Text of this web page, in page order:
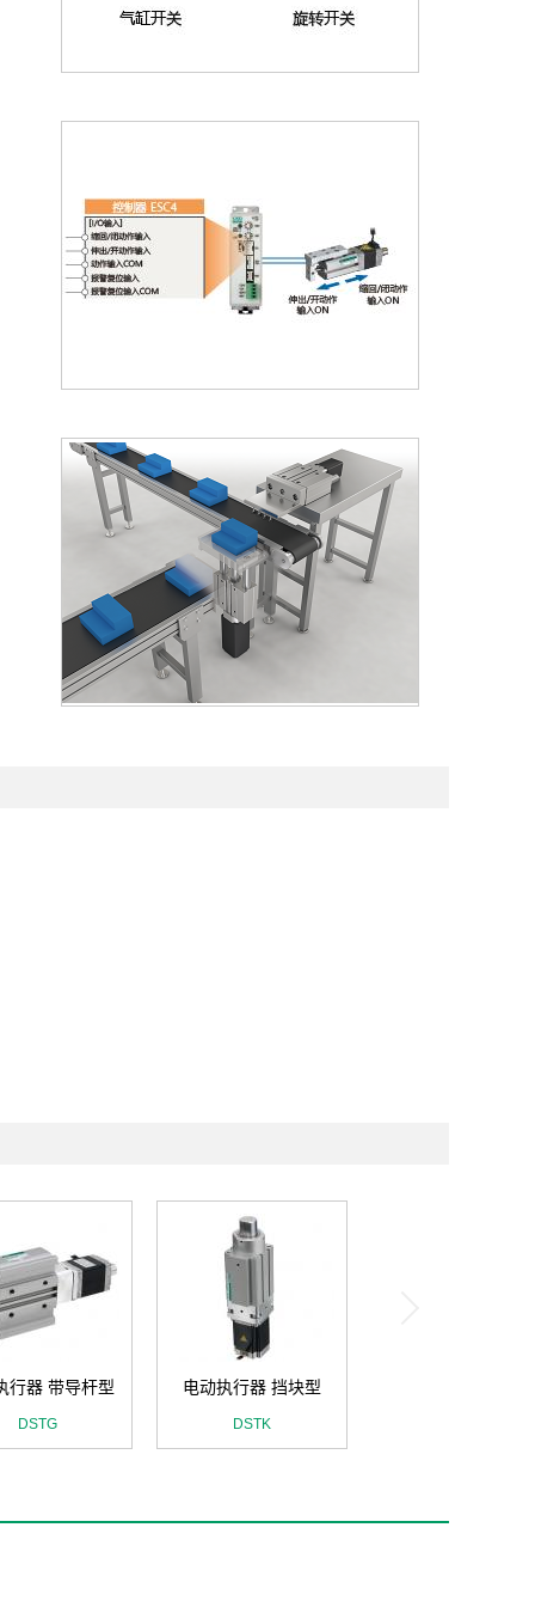
行器 带导杆型
DSTG
电动执行器 挡块型
DSTK